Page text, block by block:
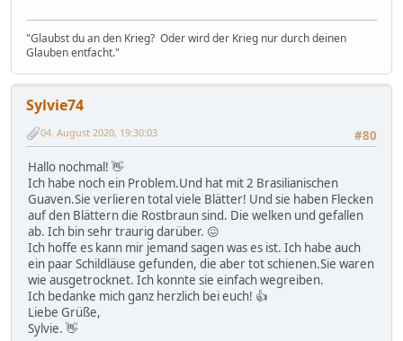
"Glaubst du an den Krieg? Oder wird der Krieg nur durch deinen
Glauben entfacht."
Sylvie74
#80
04. August 2020, 19:30:03
Hallo nochmal! 👋
Ich habe noch ein Problem.Und hat mit 2 Brasilianischen
Guaven.Sie verlieren total viele Blätter! Und sie haben Flecken
auf den Blättern die Rostbraun sind. Die welken und gefallen
ab. Ich bin sehr traurig darüber. 😖
Ich hoffe es kann mir jemand sagen was es ist. Ich habe auch
ein paar Schildläuse gefunden, die aber tot schienen.Sie waren
wie ausgetrocknet. Ich konnte sie einfach wegreiben.
Ich bedanke mich ganz herzlich bei euch! 👍
Liebe Grüße,
Sylvie. 👋